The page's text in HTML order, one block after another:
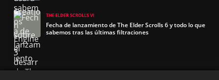
THE ELDER SCROLLS VI
Fecha de lanzamiento de The Elder Scrolls 6 y todo lo que
sabemos tras las últimas filtraciones